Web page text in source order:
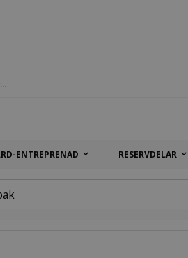
ENTREPRENAD RESERVDELAR